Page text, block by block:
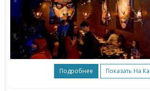
Подробнее Показать На